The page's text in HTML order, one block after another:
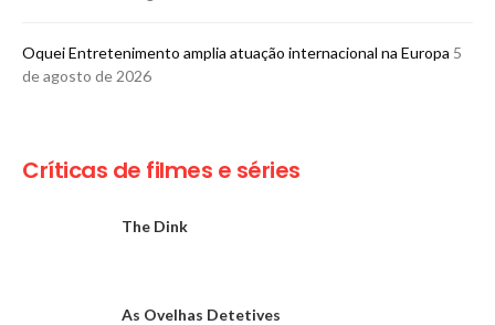
Oquei Entretenimento amplia atuação internacional na Europa 5
de agosto de 2026
Críticas de filmes e séries
The Dink
As Ovelhas Detetives